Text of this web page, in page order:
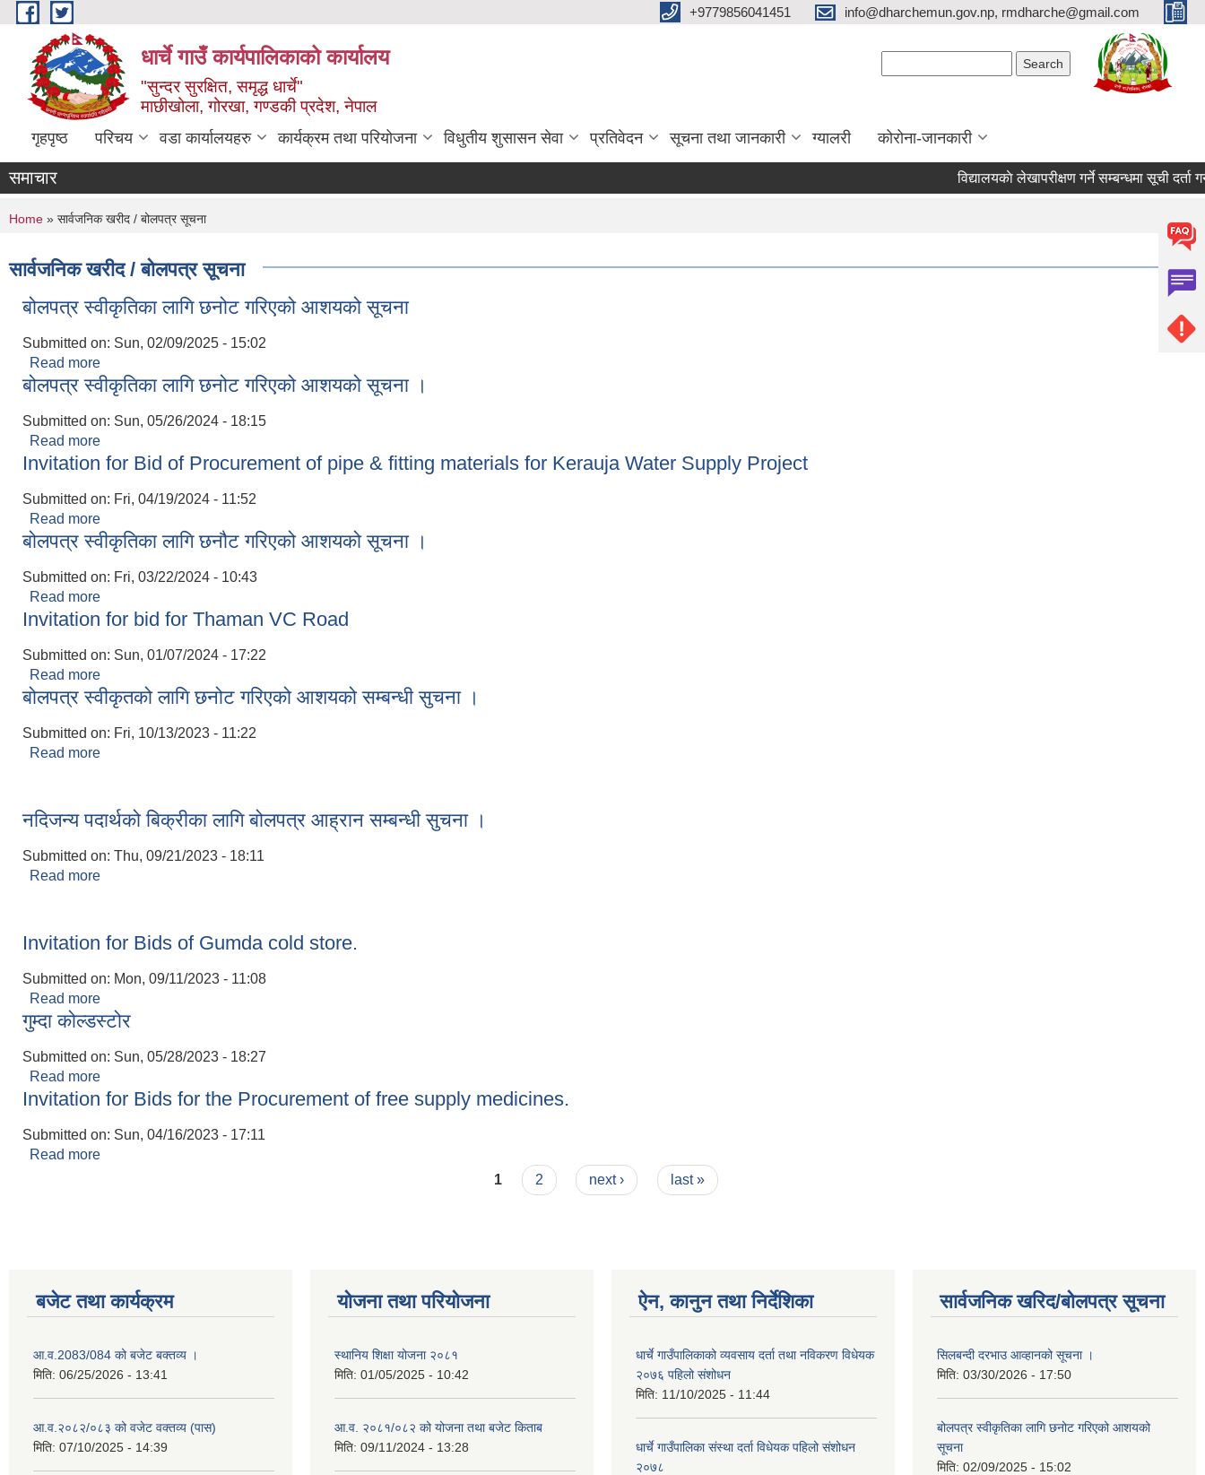
Skip to main content +9779856041451 info@dharchemun.gov.np, rmdharche@gmail.com
धार्चे गाउँ कार्यपालिकाको कार्यालय
"सुन्दर सुरक्षित, समृद्ध धार्चे"
माछीखोला, गोरखा, गण्डकी प्रदेश, नेपाल
गृहपृष्ठ परिचय वडा कार्यालयहरु कार्यक्रम तथा परियोजना विधुतीय शुसासन सेवा प्रतिवेदन सूचना तथा जानकारी ग्यालरी कोरोना-जानकारी
समाचार विद्यालयकाे लेखापरीक्षण गर्ने सम्बन्धमा सूची दर्ता गर्ने
You are here
Home » सार्वजनिक खरीद / बोलपत्र सूचना
सार्वजनिक खरीद / बोलपत्र सूचना
बोलपत्र स्वीकृतिका लागि छनोट गरिएको आशयको सूचना
Submitted on: Sun, 02/09/2025 - 15:02
Read more
बोलपत्र स्वीकृतिका लागि छनोट गरिएको आशयको सूचना ।
Submitted on: Sun, 05/26/2024 - 18:15
Read more
Invitation for Bid of Procurement of pipe & fitting materials for Kerauja Water Supply Project
Submitted on: Fri, 04/19/2024 - 11:52
Read more
बोलपत्र स्वीकृतिका लागि छनौट गरिएको आशयको सूचना ।
Submitted on: Fri, 03/22/2024 - 10:43
Read more
Invitation for bid for Thaman VC Road
Submitted on: Sun, 01/07/2024 - 17:22
Read more
बोलपत्र स्वीकृतको लागि छनोट गरिएको आशयको सम्बन्धी सुचना ।
Submitted on: Fri, 10/13/2023 - 11:22
Read more
नदिजन्य पदार्थको बिक्रीका लागि बोलपत्र आह्रान सम्बन्धी सुचना ।
Submitted on: Thu, 09/21/2023 - 18:11
Read more
Invitation for Bids of Gumda cold store.
Submitted on: Mon, 09/11/2023 - 11:08
Read more
गुम्दा कोल्डस्टोर
Submitted on: Sun, 05/28/2023 - 18:27
Read more
Invitation for Bids for the Procurement of free supply medicines.
Submitted on: Sun, 04/16/2023 - 17:11
Read more
1 2 next › last »
बजेट तथा कार्यक्रम
आ.व.2083/084 को बजेट बक्तव्य ।
मिति: 06/25/2026 - 13:41
आ.व.२०८२/०८३ को वजेट वक्तव्य (पास)
मिति: 07/10/2025 - 14:39
योजना तथा परियोजना
स्थानिय शिक्षा योजना २०८१
मिति: 01/05/2025 - 10:42
आ.व. २०८१/०८२ को योजना तथा बजेट किताब
मिति: 09/11/2024 - 13:28
ऐन, कानुन तथा निर्देशिका
धार्चे गाउँपालिकाको व्यवसाय दर्ता तथा नविकरण विधेयक
२०७६ पहिलो संशोधन
मिति: 11/10/2025 - 11:44
धार्चे गाउँपालिका संस्था दर्ता विधेयक पहिलो संशोधन
२०७८
सार्वजनिक खरिद/बोलपत्र सूचना
सिलबन्दी दरभाउ आव्हानको सूचना ।
मिति: 03/30/2026 - 17:50
बोलपत्र स्वीकृतिका लागि छनोट गरिएको आशयको
सूचना
मिति: 02/09/2025 - 15:02